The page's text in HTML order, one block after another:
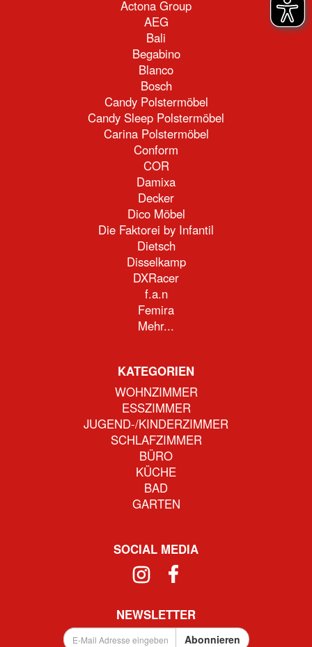
Actona Group
AEG
Bali
Begabino
Blanco
Bosch
Candy Polstermöbel
Candy Sleep Polstermöbel
Carina Polstermöbel
Conform
COR
Damixa
Decker
Dico Möbel
Die Faktorei by Infantil
Dietsch
Disselkamp
DXRacer
f.a.n
Femira
Mehr...
KATEGORIEN
WOHNZIMMER
ESSZIMMER
JUGEND-/KINDERZIMMER
SCHLAFZIMMER
BÜRO
KÜCHE
BAD
GARTEN
SOCIAL MEDIA
NEWSLETTER
Abonnieren